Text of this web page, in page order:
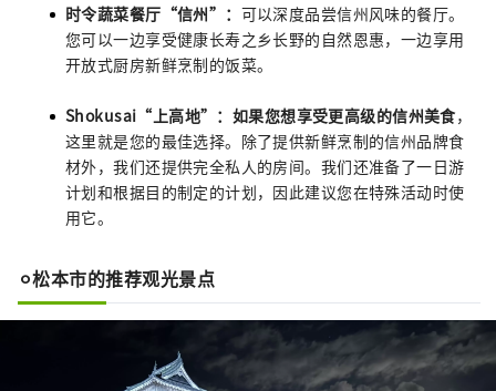
时令蔬菜餐厅“信州”： 可以深度品尝信州风味的餐厅。
您可以一边享受健康长寿之乡长野的自然恩惠，一边享用
开放式厨房新鲜烹制的饭菜。
Shokusai“上高地”：如果您想享受更高级的信州美食，
这里就是您的最佳选择。除了提供新鲜烹制的信州品牌食
材外，我们还提供完全私人的房间。我们还准备了一日游
计划和根据目的制定的计划，因此建议您在特殊活动时使
用它。
⚪︎松本市的推荐观光景点